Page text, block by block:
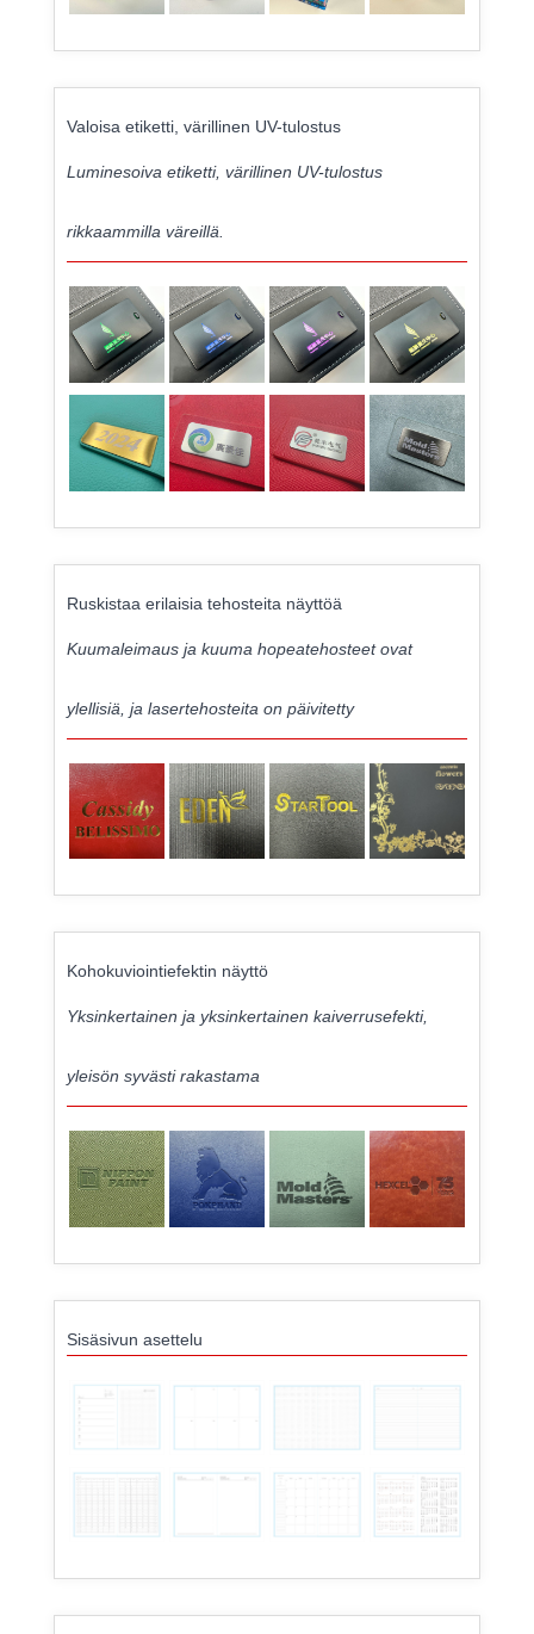
Valoisa etiketti, värillinen UV-tulostus
Luminesoiva etiketti, värillinen UV-tulostus
rikkaammilla väreillä.
Ruskistaa erilaisia ​​tehosteita näyttöä
Kuumaleimaus ja kuuma hopeatehosteet ovat
ylellisiä, ja lasertehosteita on päivitetty
Kohokuviointiefektin näyttö
Yksinkertainen ja yksinkertainen kaiverrusefekti,
yleisön syvästi rakastama
Sisäsivun asettelu